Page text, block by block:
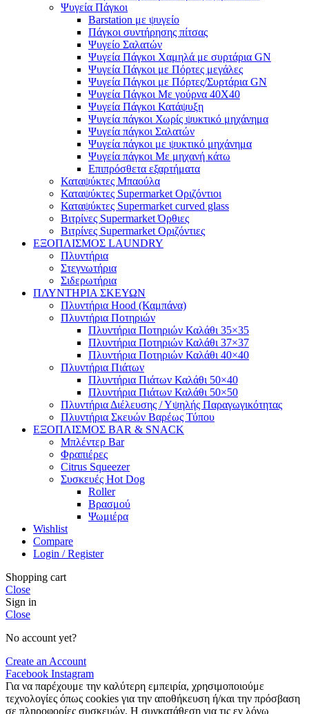
Ψυγεία Πάγκοι
Barstation με ψυγείο
Πάγκοι συντήρησης πίτσας
Ψυγείο Σαλατών
Ψυγεία Πάγκοι Χαμηλά με συρτάρια GN
Ψυγεία Πάγκοι με Πόρτες μεγάλες
Ψυγεία Πάγκοι με Πόρτες/Συρτάρια GN
Ψυγεία Πάγκοι Με γούρνα 40Χ40
Ψυγεία Πάγκοι Κατάψυξη
Ψυγεία πάγκοι Χωρίς ψυκτικό μηχάνημα
Ψυγεία πάγκοι Σαλατών
Ψυγεία πάγκοι με ψυκτικό μηχάνημα
Ψυγεία πάγκοι Με μηχανή κάτω
Επιπρόσθετα εξαρτήματα
Καταψύκτες Μπαούλα
Καταψύκτες Supermarket Οριζόντιοι
Καταψύκτες Supermarket curved glass
Βιτρίνες Supermarket Όρθιες
Βιτρίνες Supermarket Οριζόντιες
ΕΞΟΠΛΙΣΜΟΣ LAUNDRY
Πλυντήρια
Στεγνωτήρια
Σιδερωτήρια
ΠΛΥΝΤΗΡΙΑ ΣΚΕΥΩΝ
Πλυντήρια Hood (Καμπάνα)
Πλυντήρια Ποτηριών
Πλυντήρια Ποτηριών Καλάθι 35×35
Πλυντήρια Ποτηριών Καλάθι 37×37
Πλυντήρια Ποτηριών Καλάθι 40×40
Πλυντήρια Πιάτων
Πλυντήρια Πιάτων Καλάθι 50×40
Πλυντήρια Πιάτων Καλάθι 50×50
Πλυντήρια Διέλευσης / Υψηλής Παραγωγικότητας
Πλυντήρια Σκευών Βαρέως Τύπου
ΕΞΟΠΛΙΣΜΟΣ BAR & SNACK
Μπλέντερ Bar
Φραπιέρες
Citrus Squeezer
Συσκευές Hot Dog
Roller
Βρασμού
Ψωμιέρα
Wishlist
Compare
Login / Register
Shopping cart
Close
Sign in
Close
No account yet?
Create an Account
Facebook Instagram
Για να παρέχουμε την καλύτερη εμπειρία, χρησιμοποιούμε
τεχνολογίες όπως cookies για την αποθήκευση ή/και την πρόσβαση
σε πληροφορίες συσκευών. Η συγκατάθεση για τις εν λόγω